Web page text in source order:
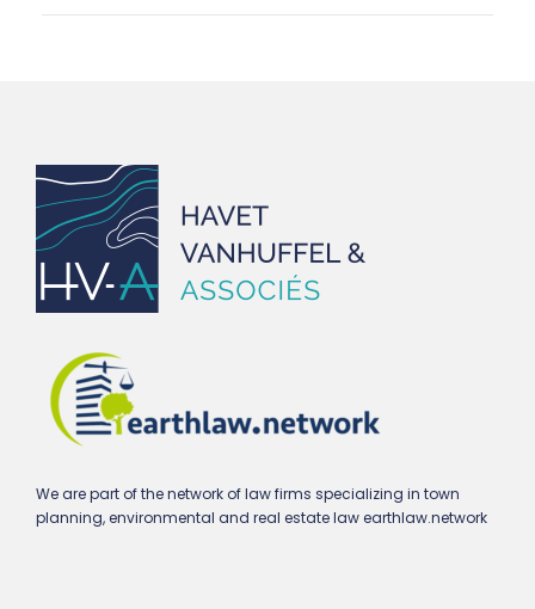
We are part of the network of law firms specializing in town
planning, environmental and real estate law earthlaw.network